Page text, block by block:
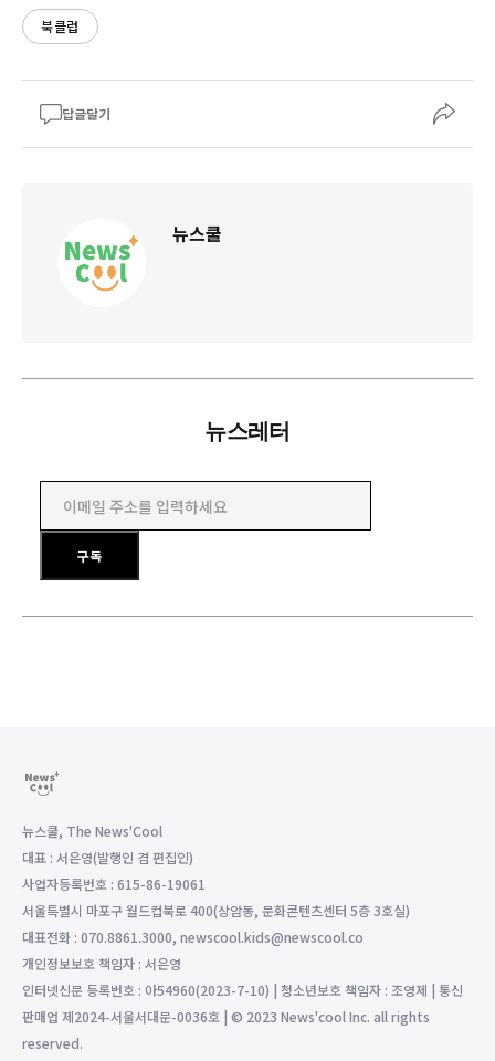
북클럽
답글달기
뉴스쿨
뉴스레터
구독
뉴스쿨, The News'Cool
대표 : 서은영(발행인 겸 편집인)
사업자등록번호 : 615-86-19061
서울특별시 마포구 월드컵북로 400(상암동, 문화콘텐츠센터 5층 3호실)
대표전화 : 070.8861.3000, newscool.kids@newscool.co
개인정보보호 책임자 : 서은영
인터넷신문 등록번호 : 아54960(2023-7-10) | 청소년보호 책임자 : 조영제 | 통신
판매업 제2024-서울서대문-0036호 | © 2023 News'cool Inc. all rights
reserved.